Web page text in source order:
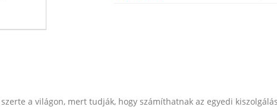
a világon, mert tudják, hogy számíthatnak az egyedi